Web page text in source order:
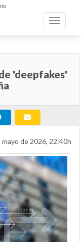
Toggle
'deepfakes'
mayo de 2026, 22:40h